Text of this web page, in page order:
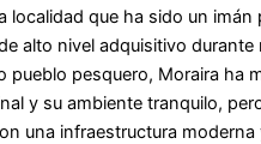
localidad que ha sido un imán
alto nivel adquisitivo durante
pueblo pesquero, Moraira ha
y su ambiente tranquilo,
una infraestructura moderna